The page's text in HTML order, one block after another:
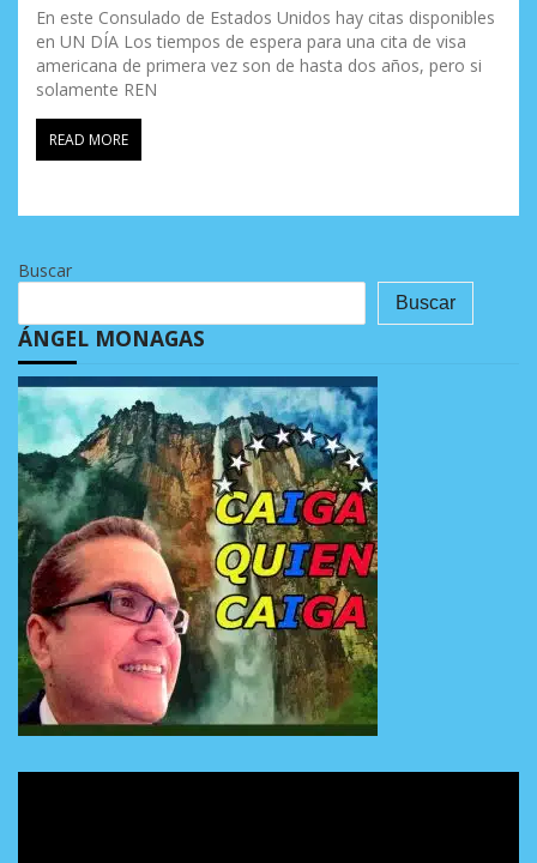
En este Consulado de Estados Unidos hay citas disponibles
en UN DÍA Los tiempos de espera para una cita de visa
americana de primera vez son de hasta dos años, pero si
solamente REN
READ MORE
Buscar
Buscar
ÁNGEL MONAGAS